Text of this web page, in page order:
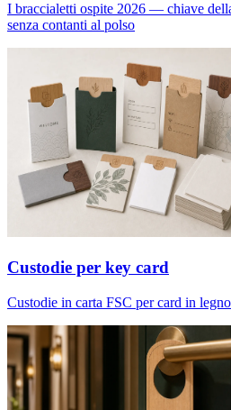
I braccialetti ospite 2026 — chiave
senza contanti al polso
Custodie per key card
Custodie in carta FSC per card in